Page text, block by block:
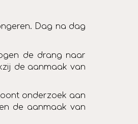
Dag na dag
de drang naar
de aanmaak van
onderzoek aan
de aanmaak van